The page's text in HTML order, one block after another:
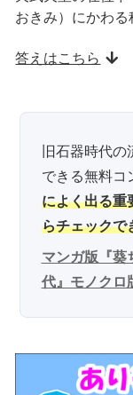
おきみ）にかわる
答えはこちら
旧石器時代
できる無料コ
によく出る重
らチェックで
マンガ版『葵
代』モノクロ